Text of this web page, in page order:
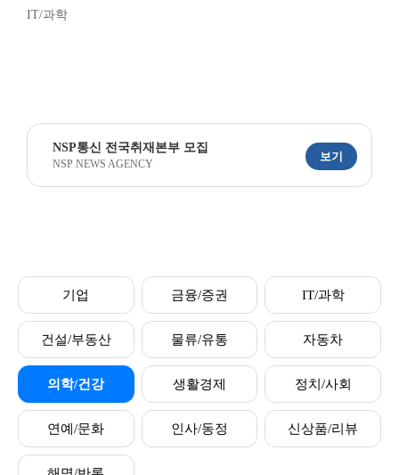
IT/과학
NSP통신 전국취재본부 모집
NSP NEWS AGENCY
보기
기업 금융/증권 IT/과학
건설/부동산 물류/유통 자동차
의학/건강 생활경제 정치/사회
연예/문화 인사/동정 신상품/리뷰